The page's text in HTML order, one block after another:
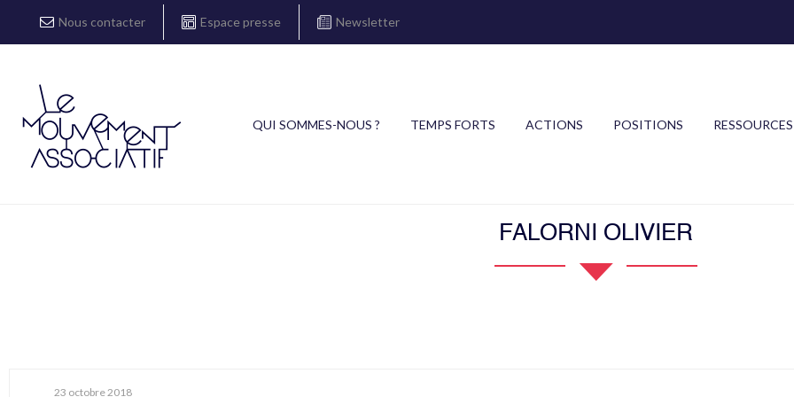
Nous contacter Espace presse Newsletter
QUI SOMMES-NOUS ? TEMPS FORTS ACTIONS POSITIONS RESSOURCES
FALORNI OLIVIER
23 octobre 2018